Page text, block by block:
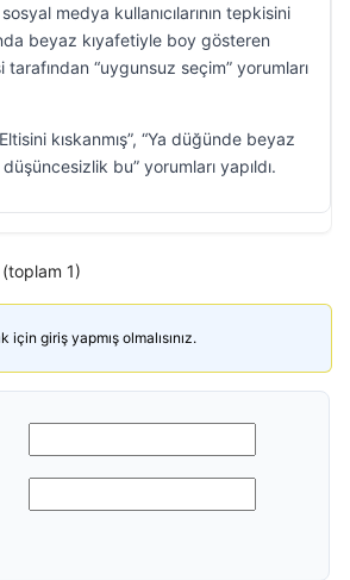
medya kullanıcılarının tepkisini
beyaz kıyafetiyle boy gösteren
tarafından “uygunsuz seçim” yorumları
kıskanmış”, “Ya düğünde beyaz
düşüncesizlik bu” yorumları yapıldı.
1)
için giriş yapmış olmalısınız.